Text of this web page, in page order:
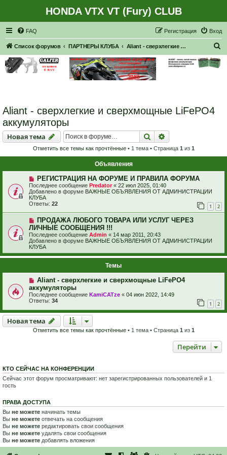
HONDA VTX VT (Fury) CLUB
FAQ Вход
Регистрация
Список форумов ПАРТНЕРЫ КЛУБА Aliant - сверхлегкие и сверхмощные LiFePO4 аккумуляторы
Aliant - сверхлегкие и сверхмощные LiFePO4
аккумуляторы
Новая тема
Новаятема Поиск
Отметить все темы как прочтённые• 1 тема • Страница 1 из 1
Объявления
РЕГИСТРАЦИЯ НА ФОРУМЕ И ПРАВИЛА ФОРУМА
Последнее сообщение Predator« 22 июл 2025, 01:40
Добавлено в форуме ВАЖНЫЕ ОБЪЯВЛЕНИЯ ОТ АДМИНИСТРАЦИИ
КЛУБА
Ответы: 22 1 2
ПРОДАЖА ЛЮБОГО ТОВАРА ИЛИ УСЛУГ ЧЕРЕЗ
ЛИЧНЫЕ СООБЩЕНИЯ !!!
Последнее сообщение Admin « 14 мар 2011, 20:43
Добавлено в форуме ВАЖНЫЕ ОБЪЯВЛЕНИЯ ОТ АДМИНИСТРАЦИИ
КЛУБА
Темы
Aliant - сверхлегкие и сверхмощные LiFePO4
аккумуляторы
Последнее сообщение KamiCATze « 04 июн 2022, 14:49
Ответы: 34 1 2
Новая тема
Новаятема
Отметить все темы как прочтённые• 1 тема • Страница 1 из 1
Перейти
КТО СЕЙЧАС НА КОНФЕРЕНЦИИ
Сейчас этот форум просматривают: нет зарегистрированных пользователей и 1
гость
ПРАВА ДОСТУПА
Вы не можете начинать темы
Вы не можете отвечать на сообщения
Вы не можете редактировать свои сообщения
Вы не можете удалять свои сообщения
Вы не можете добавлять вложения